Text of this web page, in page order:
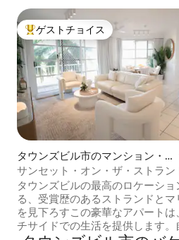
大好評のゲストチョイスです。
ゲストチョイス
タウンズビル市のマンション・
アパート
サンセット・オン・ザ・ストラン
ル/テニス/フリンダース・ストリ
ワーツ
タウンズビルの最高のロケーショ
る、受賞歴のあるストランドとマ
を見下ろすこの豪華なアパートは
チサイドでの生活を提供します。